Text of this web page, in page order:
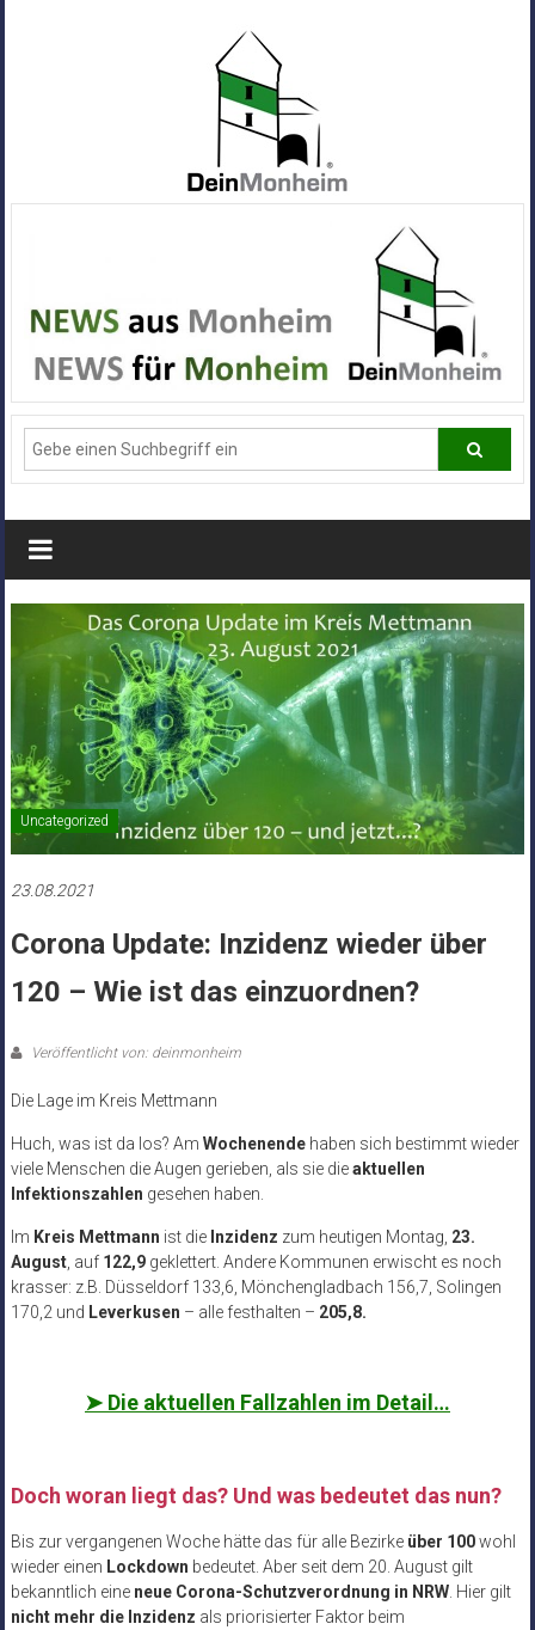
Alle
News
aus
Deiner
Stadt
Monheim
Uncategorized
23.08.2021
Corona Update: Inzidenz wieder über
120 – Wie ist das einzuordnen?
Veröffentlicht von: deinmonheim
Die Lage im Kreis Mettmann
Huch, was ist da los? Am Wochenendehaben sich bestimmt wieder
viele Menschen die Augen gerieben, als sie dieaktuellen
Infektionszahlen gesehen haben.
Im Kreis Mettmann ist die Inzidenz zum heutigen Montag, 23.
August, auf 122,9geklettert. Andere Kommunen erwischt es noch
krasser: z.B. Düsseldorf 133,6, Mönchengladbach 156,7, Solingen
170,2 und Leverkusen – alle festhalten – 205,8.
➤ Die aktuellen Fallzahlen im Detail…
Doch woran liegt das? Und was bedeutet das nun?
Bis zur vergangenen Woche hätte das für alle Bezirke über 100wohl
wieder einen Lockdown bedeutet. Aber seit dem 20. August gilt
bekanntlich eine neue Corona-Schutzverordnung in NRW. Hier gilt
nicht mehr die Inzidenz als priorisierter Faktor beim